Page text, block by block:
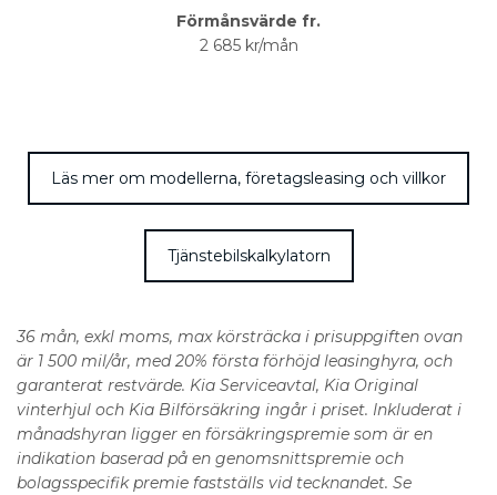
Förmånsvärde fr.
2 685 kr/mån
Läs mer om modellerna, företagsleasing och villkor
Tjänstebilskalkylatorn
36 mån, exkl moms, max körsträcka i prisuppgiften ovan
är 1 500 mil/år, med 20% första förhöjd leasinghyra, och
garanterat restvärde. Kia Serviceavtal, Kia Original
vinterhjul och Kia Bilförsäkring ingår i priset. Inkluderat i
månadshyran ligger en försäkringspremie som är en
indikation baserad på en genomsnittspremie och
bolagsspecifik premie fastställs vid tecknandet. Se